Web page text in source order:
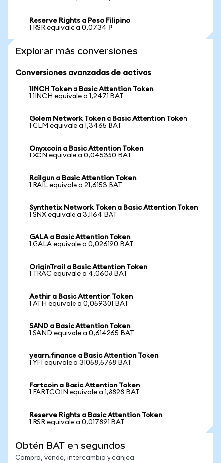
Reserve Rights a Peso Filipino
1 RSR equivale a 0,0734 ₱
Explorar más conversiones
Conversiones avanzadas de activos
1INCH Token a Basic Attention Token
1 1INCH equivale a 1,2471 BAT
Golem Network Token a Basic Attention Token
1 GLM equivale a 1,3465 BAT
Onyxcoin a Basic Attention Token
1 XCN equivale a 0,045350 BAT
Railgun a Basic Attention Token
1 RAIL equivale a 21,6153 BAT
Synthetix Network Token a Basic Attention Token
1 SNX equivale a 3,1164 BAT
GALA a Basic Attention Token
1 GALA equivale a 0,026190 BAT
OriginTrail a Basic Attention Token
1 TRAC equivale a 4,0608 BAT
Aethir a Basic Attention Token
1 ATH equivale a 0,059301 BAT
SAND a Basic Attention Token
1 SAND equivale a 0,614265 BAT
yearn.finance a Basic Attention Token
1 YFI equivale a 31058,5768 BAT
Fartcoin a Basic Attention Token
1 FARTCOIN equivale a 1,8828 BAT
Reserve Rights a Basic Attention Token
1 RSR equivale a 0,017891 BAT
Obtén BAT en segundos
Compra, vende, intercambia y canjea